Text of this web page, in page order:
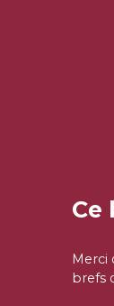
Ce
Merci
brefs